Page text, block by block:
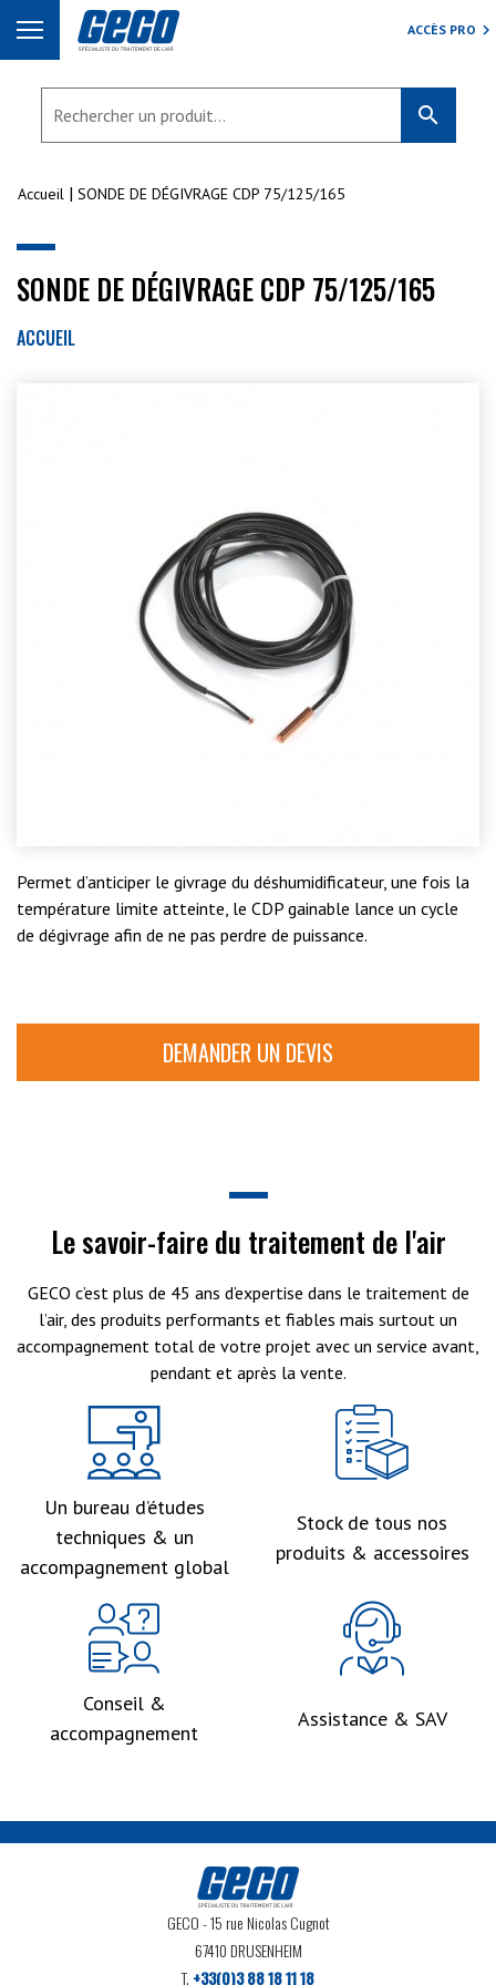
ACCÈS PRO
search
Accueil SONDE DE DÉGIVRAGE CDP 75/125/165
SONDE DE DÉGIVRAGE CDP 75/125/165
ACCUEIL
Permet d’anticiper le givrage du déshumidificateur, une fois la
température limite atteinte, le CDP gainable lance un cycle
de dégivrage afin de ne pas perdre de puissance.
DEMANDER UN DEVIS
Le savoir-faire du traitement de l'air
GECO c’est plus de 45 ans d’expertise dans le traitement de
l’air, des produits performants et fiables mais surtout un
accompagnement total de votre projet avec un service avant,
pendant et après la vente.
Un bureau d’études
techniques & un
accompagnement global
Stock de tous nos
produits & accessoires
Conseil &
accompagnement
Assistance & SAV
GECO- 15 rue Nicolas Cugnot
67410 DRUSENHEIM
T. +33(0)3 88 18 11 18